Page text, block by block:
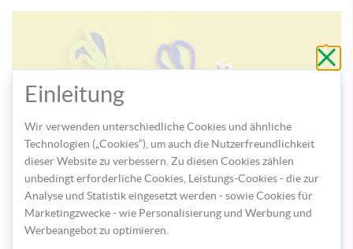
Nach diesem Schritt kannst du die Ohren gemeinsam mit den
Barthaaren und den Wackelaugen an der Styroporkugel
ohne
zu
Einleitung
Wir verwenden unterschiedliche Cookies und ähnliche
Technologien („Cookies“), um auch die Nutzerfreundlichkeit
dieser Website zu verbessern. Zu diesen Cookies zählen
unbedingt erforderliche Cookies, Leistungs-Cookies - die zur
Analyse und Statistik eingesetzt werden - sowie Cookies für
Marketingzwecke - wie Personalisierung und Werbung und
Werbeangebot zu optimieren.